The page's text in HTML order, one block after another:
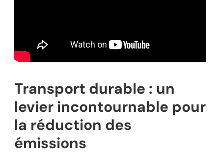
Transport durable : un
levier incontournable pour
la réduction des
émissions